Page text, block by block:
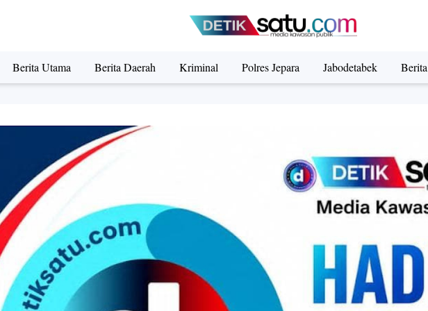
Berita Utama Berita Daerah Kriminal Polres Jepara Jabodetabek